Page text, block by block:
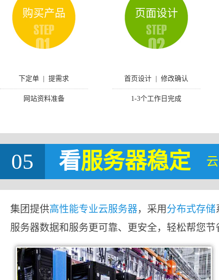
购买产品
下定单 | 提需求
网站资料准备
页面设计
首页设计 | 修改确认
1-3个工作日完成
05 看服务器稳定
集团提供高性能专业云服务器，采用分布式存储
服务器数据和服务更可靠、更安全，轻松帮您节